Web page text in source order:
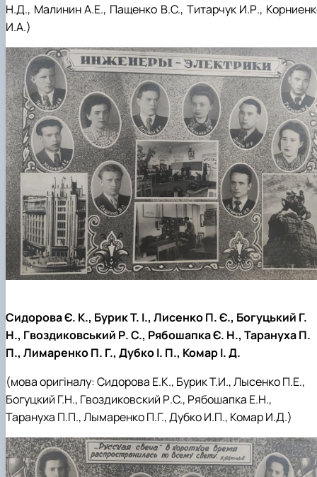
Н.Д., Малинин А.Е., Пащенко В.С., Титарчук И.Р.,
И.А.)
Сидорова Є. К., Бурик Т. І., Лисенко П. Є., Богуцький Г.
Н., Гвоздиковський Р. С., Рябошапка Є. Н., Тарануха П.
П., Лимаренко П. Г., Дубко І. П., Комар І. Д.
(мова оригіналу: Сидорова Е.К., Бурик Т.И., Лысенко П.Е.,
Богуцкий Г.Н., Гвоздиковский Р.С., Рябошапка Е.Н.,
Тарануха П.П., Лымаренко П.Г., Дубко И.П., Комар И.Д.)